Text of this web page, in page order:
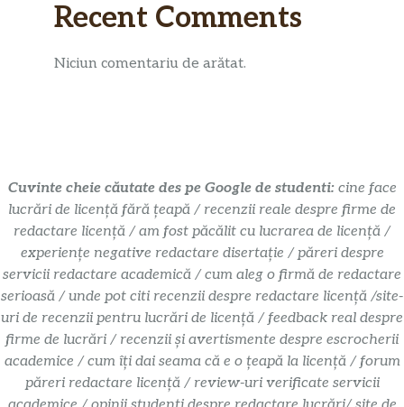
Recent Comments
Niciun comentariu de arătat.
Cuvinte cheie căutate des pe Google de studenti: cine face
lucrări de licență fără țeapă / recenzii reale despre firme de
redactare licență / am fost păcălit cu lucrarea de licență /
experiențe negative redactare disertație / păreri despre
servicii redactare academică / cum aleg o firmă de redactare
serioasă / unde pot citi recenzii despre redactare licență /site-
uri de recenzii pentru lucrări de licență / feedback real despre
firme de lucrări / recenzii și avertismente despre escrocherii
academice / cum îți dai seama că e o țeapă la licență / forum
păreri redactare licență / review-uri verificate servicii